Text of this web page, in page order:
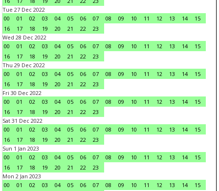
Tue 27 Dec 2022
00
01 02 03 04 05 06 07 08 09 10 11 12 13 14
15
16
17 18 19 20 21 22
23
Wed 28 Dec 2022
00
01 02 03 04 05 06 07 08 09 10 11 12 13 14
15
16
17 18 19 20 21 22
23
Thu 29 Dec 2022
00
01 02 03 04 05 06 07 08 09 10 11 12 13 14
15
16
17 18 19 20 21 22
23
Fri 30 Dec 2022
00
01 02 03 04 05 06 07 08 09 10 11 12 13 14
15
16
17 18 19 20 21 22
23
Sat 31 Dec 2022
00
01 02 03 04 05 06 07 08 09 10 11 12 13 14
15
16
17 18 19 20 21 22
23
Sun 1 Jan 2023
00
01 02 03 04 05 06 07 08 09 10 11 12 13 14
15
16
17 18 19 20 21 22
23
Mon 2 Jan 2023
00
01 02 03 04 05 06 07 08 09 10 11 12 13 14
15